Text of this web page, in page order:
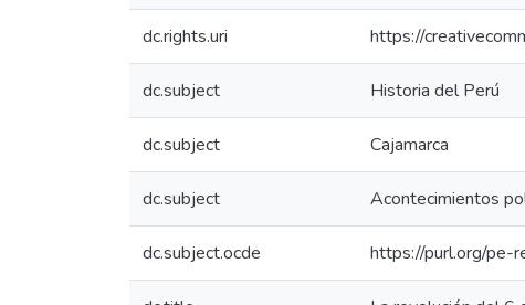
dc.rights.uri https://
dc.subject Historia del Perú
dc.subject Cajamarca
dc.subject Acontecimientos
dc.subject.ocde https://purl.org/pe-